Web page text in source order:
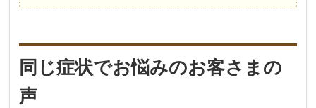
同じ症状でお悩みのお客さまの
声